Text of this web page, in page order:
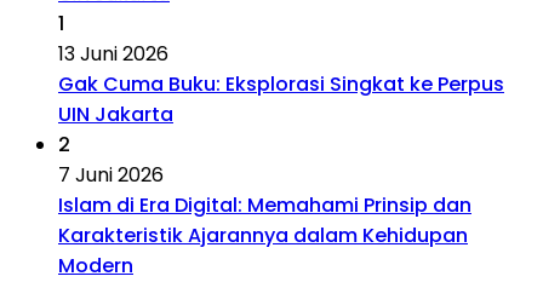
1
13 Juni 2026
Gak Cuma Buku: Eksplorasi Singkat ke Perpus
UIN Jakarta
2
7 Juni 2026
Islam di Era Digital: Memahami Prinsip dan
Karakteristik Ajarannya dalam Kehidupan
Modern